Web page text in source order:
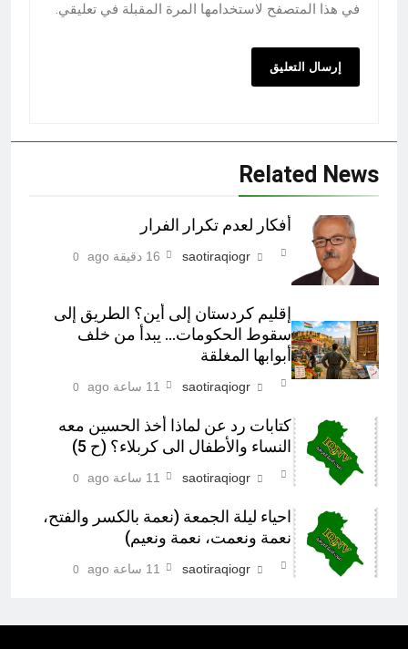
في هذا المتصفح لاستخدامها المرة المقبلة في تعليقي.
Related News
أفكار لعدم تكرار الفرار
saotiraqiogr 16 دقيقة ago 0
إقليم كردستان إلى أين؟ الطريق إلى
سقوط الحكومات… يبدأ من خلف
أبوابها المغلقة
saotiraqiogr 11 ساعة ago 0
كتابات رد عن لماذا أخذ الحسين معه
النساء والأطفال الى كربلاء؟ (ح 5)
saotiraqiogr 11 ساعة ago 0
احياء ليلة الجمعة (نعمة بالكسر والفتح،
نعمة ونعمت، نعمة ونعيم)
saotiraqiogr 11 ساعة ago 0